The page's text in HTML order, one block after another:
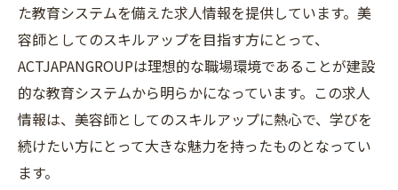
た教育システムを備えた求人情報を提供しています。美
容師としてのスキルアップを目指す方にとって、
ACTJAPANGROUPは理想的な職場環境であることが建設
的な教育システムから明らかになっています。この求人
情報は、美容師としてのスキルアップに熱心で、学びを
続けたい方にとって大きな魅力を持ったものとなってい
ます。